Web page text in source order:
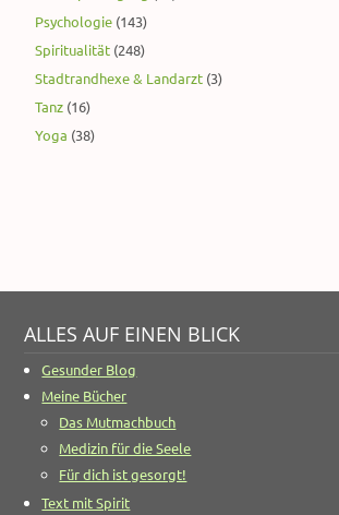
Psychologie (143)
Spiritualität (248)
Stadtrandhexe & Landarzt (3)
Tanz (16)
Yoga (38)
ALLES AUF EINEN BLICK
Gesunder Blog
Meine Bücher
Das Mutmachbuch
Medizin für die Seele
Für dich ist gesorgt!
Text mit Spirit